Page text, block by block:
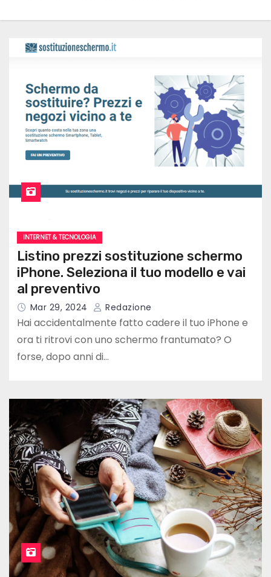
INTERNET & TECNOLOGIA
Listino prezzi sostituzione schermo
iPhone. Seleziona il tuo modello e vai
al preventivo
Mar 29, 2024 Redazione
Hai accidentalmente fatto cadere il tuo iPhone e
ora ti ritrovi con uno schermo frantumato? O
forse, dopo anni di…